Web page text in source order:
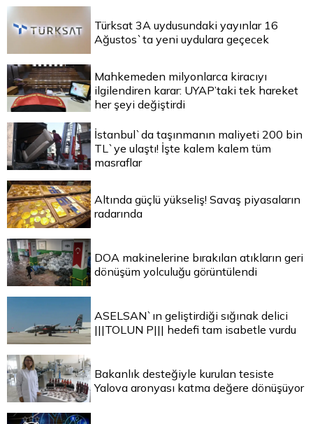
Türksat 3A uydusundaki yayınlar 16
Ağustos`ta yeni uydulara geçecek
Mahkemeden milyonlarca kiracıyı
ilgilendiren karar: UYAP’taki tek hareket
her şeyi değiştirdi
İstanbul`da taşınmanın maliyeti 200 bin
TL`ye ulaştı! İşte kalem kalem tüm
masraflar
Altında güçlü yükseliş! Savaş piyasaların
radarında
DOA makinelerine bırakılan atıkların geri
dönüşüm yolculuğu görüntülendi
ASELSAN`ın geliştirdiği sığınak delici
|||TOLUN P||| hedefi tam isabetle vurdu
Bakanlık desteğiyle kurulan tesiste
Yalova aronyası katma değere dönüşüyor